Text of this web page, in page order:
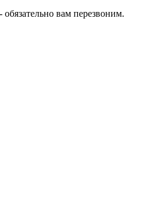
вам перезвоним.